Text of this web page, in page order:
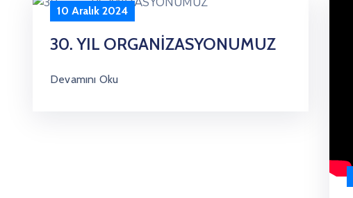
10 Aralık 2024
30. YIL ORGANİZASYONUMUZ
Devamını Oku